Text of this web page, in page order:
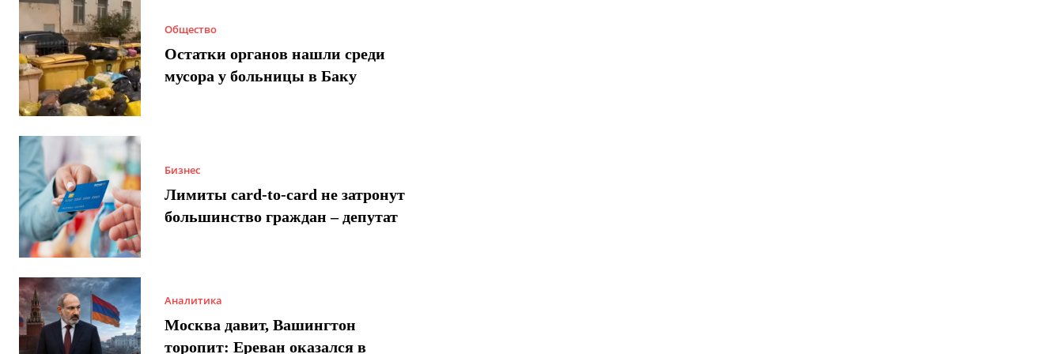
Общество
Остатки органов нашли среди
мусора у больницы в Баку
Бизнес
Лимиты card-to-card не затронут
большинство граждан – депутат
Аналитика
Москва давит, Вашингтон
торопит: Ереван оказался в